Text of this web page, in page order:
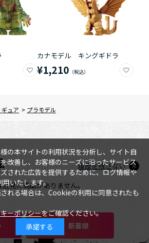
新着順
カナモデル キングギドラ
¥1,210
ギュア > プラモデル
近見た商品がありません。
履歴を残さない
の本サイトの利用状況を分析し、サイト自
改善し、お客様のニーズに沿ったサービス
された広告を提供するために、ログ情報や
いたします。
れる場合は、Cookieの利用に同意されたも
ーポリシーをご確認ください。
承諾する